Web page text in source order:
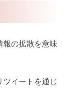
報の拡散を意味
イートを通じ